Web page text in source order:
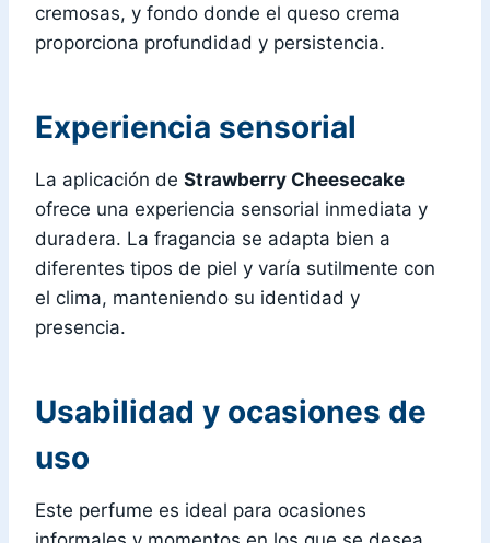
cremosas, y fondo donde el queso crema
proporciona profundidad y persistencia.
Experiencia sensorial
La aplicación de Strawberry Cheesecake
ofrece una experiencia sensorial inmediata y
duradera. La fragancia se adapta bien a
diferentes tipos de piel y varía sutilmente con
el clima, manteniendo su identidad y
presencia.
Usabilidad y ocasiones de
uso
Este perfume es ideal para ocasiones